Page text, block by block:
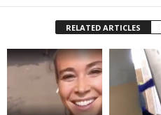
RELATED ARTICLES